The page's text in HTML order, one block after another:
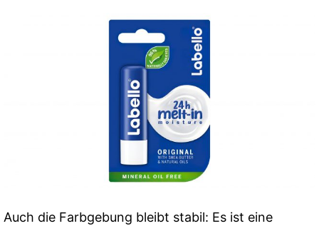
Auch die Farbgebung bleibt stabil: Es ist eine